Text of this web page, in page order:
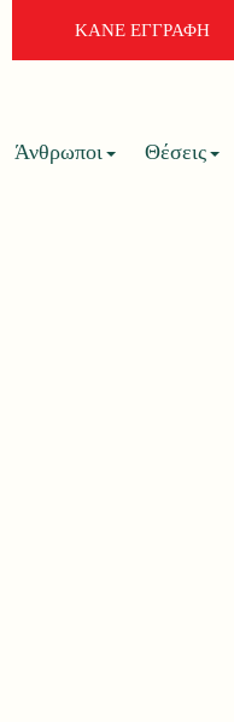
ΚΑΝΕ ΕΓΓΡΑΦΗ
Άνθρωποι Θέσεις